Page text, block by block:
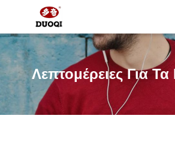
Λεπτομέρειες Για